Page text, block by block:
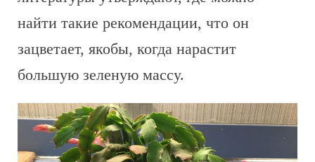
найти такие рекомендации, что он
зацветает, якобы, когда нарастит
большую зеленую массу.